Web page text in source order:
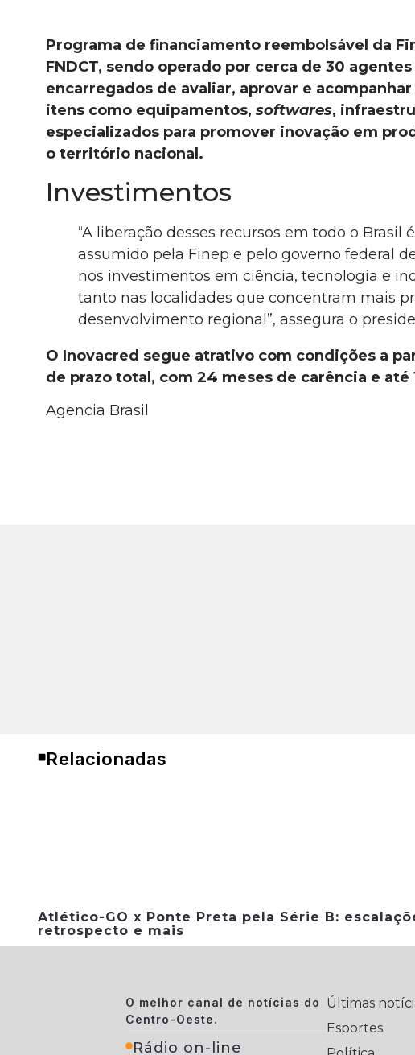
Programa de financiamento reembolsável da
FNDCT, sendo operado por cerca de 30
encarregados de avaliar, aprovar e
itens como equipamentos, softwares,
especializados para promover inovação em
o território nacional.
Investimentos
“A liberação desses recursos em todo o
assumido pela Finep e pelo governo federal
nos investimentos em ciência, tecnologia e
tanto nas localidades que concentram mais
desenvolvimento regional”, assegura o
O Inovacred segue atrativo com condições a
de prazo total, com 24 meses de carência e até
Agencia Brasil
Relacionadas
Atlético-GO x Ponte Preta pela Série B:
retrospecto e mais
O melhor canal de notícias do
Centro-Oeste.
Rádio on-line
Últimas
Esportes